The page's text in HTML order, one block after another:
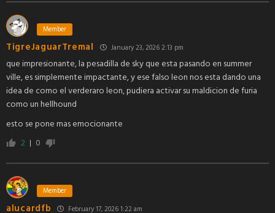
Member
TigreJaguarTremal January 23, 2026 2:13 pm
que impresionante, la pesadilla de sky que esta pasando en summer
ville, es simplemente impactante, y ese falso leon nos esta dando una
idea de como el verderaro leon, pudiera activar su maldicion de furia
como un hellhound
esto se pone mas emocionante
2
0
Member
alucardfb February 17, 2026 1:22 am